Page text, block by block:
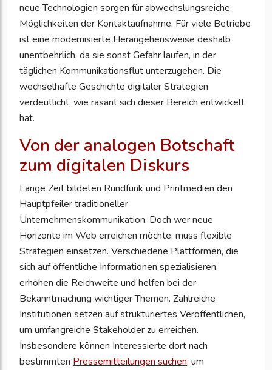
neue Technologien sorgen für abwechslungsreiche
Möglichkeiten der Kontaktaufnahme. Für viele Betriebe
ist eine modernisierte Herangehensweise deshalb
unentbehrlich, da sie sonst Gefahr laufen, in der
täglichen Kommunikationsflut unterzugehen. Die
wechselhafte Geschichte digitaler Strategien
verdeutlicht, wie rasant sich dieser Bereich entwickelt
hat.
Von der analogen Botschaft
zum digitalen Diskurs
Lange Zeit bildeten Rundfunk und Printmedien den
Hauptpfeiler traditioneller
Unternehmenskommunikation. Doch wer neue
Horizonte im Web erreichen möchte, muss flexible
Strategien einsetzen. Verschiedene Plattformen, die
sich auf öffentliche Informationen spezialisieren,
erhöhen die Reichweite und helfen bei der
Bekanntmachung wichtiger Themen. Zahlreiche
Institutionen setzen auf strukturiertes Veröffentlichen,
um umfangreiche Stakeholder zu erreichen.
Insbesondere können Interessierte dort nach
bestimmten Pressemitteilungen suchen, um